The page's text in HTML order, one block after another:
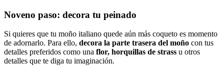
Noveno paso: decora tu peinado
Si quieres que tu moño italiano quede aún más coqueto es momento
de adornarlo. Para ello, decora la parte trasera del moño con tus
detalles preferidos como una flor, horquillas de strass u otros
detalles que te diga tu imaginación.